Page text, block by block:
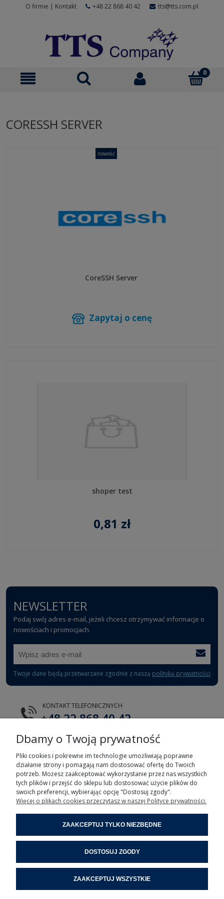
O firmie | Kontakt +48 22 868 40 42 tts@tts.com.pl
CORESSH SERVER
CoreSSH Server
Zapytaj o cenę
nowość
shoper test
0,81 zł
NEWSLETTER
Podaj swój adres e-mail, jeżeli chcesz otrzymywać informacje o
nowościach i promocjach.
Twoje dane będą przetwarzane zgodnie z naszą polityką prywatności
KONTAKT TELEFONICZNYCH
+48 22 868 40 42
E-MAIL
tts@tts.com.pl
POMOC
INFORMACJE
POMOC ZDALNA
Dbamy o Twoją prywatność
Pliki cookies i pokrewne im technologie umożliwiają poprawne
działanie strony i pomagają nam dostosować ofertę do Twoich
potrzeb. Możesz zaakceptować wykorzystanie przez nas wszystkich
tych plików i przejść do sklepu lub dostosować użycie plików do
swoich preferencji, wybierając opcję "Dostosuj zgody".
Więcej o plikach cookies przeczytasz w naszej Polityce prywatności.
ZAAKCEPTUJ TYLKO NIEZBĘDNE
DOSTOSUJ ZGODY
ZAAKCEPTUJ WSZYSTKIE